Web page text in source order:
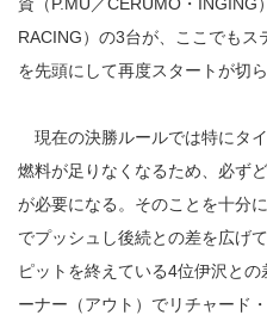
RACING）の3台が、ここでも
を先頭にして再度スタートが切ら
現在の決勝ルールでは特にタ
燃料が足りなくなるため、必ず
が必要になる。そのことを十分
でプッシュし後続との差を広げ
ピットを終えている4位伊沢と
ーナー（アウト）でリチャード